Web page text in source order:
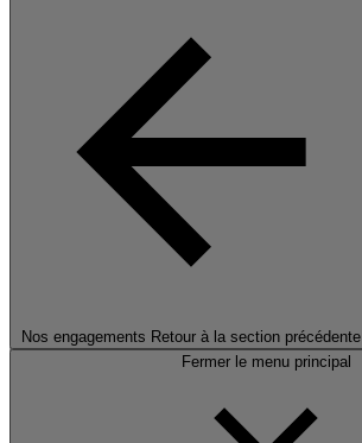
Nos engagements Retour à la section précédente
Fermer le menu principal